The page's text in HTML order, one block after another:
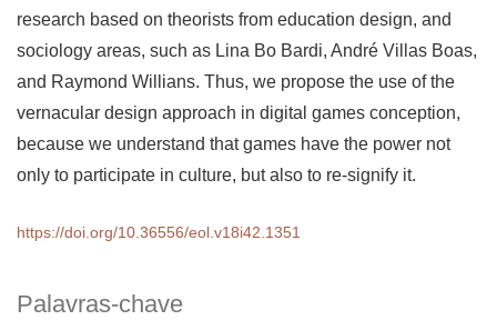
Palavras-chave
research based on theorists from education design, and
sociology areas, such as Lina Bo Bardi, André Villas Boas,
and Raymond Willians. Thus, we propose the use of the
vernacular design approach in digital games conception,
because we understand that games have the power not
only to participate in culture, but also to re-signify it.
https://doi.org/10.36556/eol.v18i42.1351